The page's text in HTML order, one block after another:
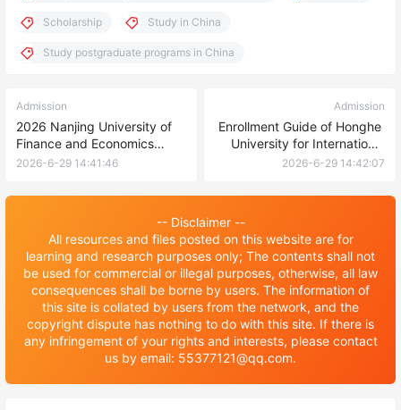
Scholarship Study in China
Study postgraduate programs in China
Admission
2026 Nanjing University of
Finance and Economics
Foreign Students Diploma to
Enrollment Brochure
2026-6-29 14:41:46
Admission
Enrollment Guide of Honghe
University for International
Students of the Spring
2026 Academic Year
2026-6-29 14:42:07
-- Disclaimer --
All resources and files posted on this website are for
learning and research purposes only; The contents shall not
be used for commercial or illegal purposes, otherwise, all law
consequences shall be borne by users. The information of
this site is collated by users from the network, and the
copyright dispute has nothing to do with this site. If there is
any infringement of your rights and interests, please contact
us by email: 55377121@qq.com.